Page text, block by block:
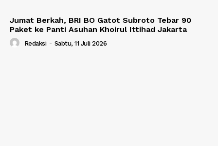
Jumat Berkah, BRI BO Gatot Subroto Tebar 90
Paket ke Panti Asuhan Khoirul Ittihad Jakarta
Redaksi - Sabtu, 11 Juli 2026